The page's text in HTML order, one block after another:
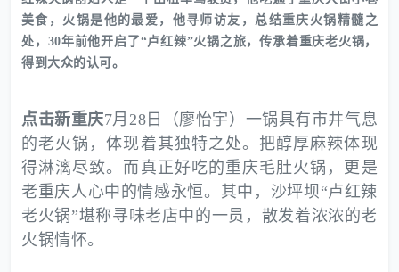
美食，火锅是他的最爱，他寻师访友，总结重庆火锅精髓之
处，30年前他开启了“卢红辣”火锅之旅，传承着重庆老火锅，
得到大众的认可。
点击新重庆7月28日（廖怡宇）一锅具有市井气息
的老火锅，体现着其独特之处。把醇厚麻辣体现
得淋漓尽致。而真正好吃的重庆毛肚火锅，更是
老重庆人心中的情感永恒。其中，沙坪坝“卢红辣
老火锅”堪称寻味老店中的一员，散发着浓浓的老
火锅情怀。